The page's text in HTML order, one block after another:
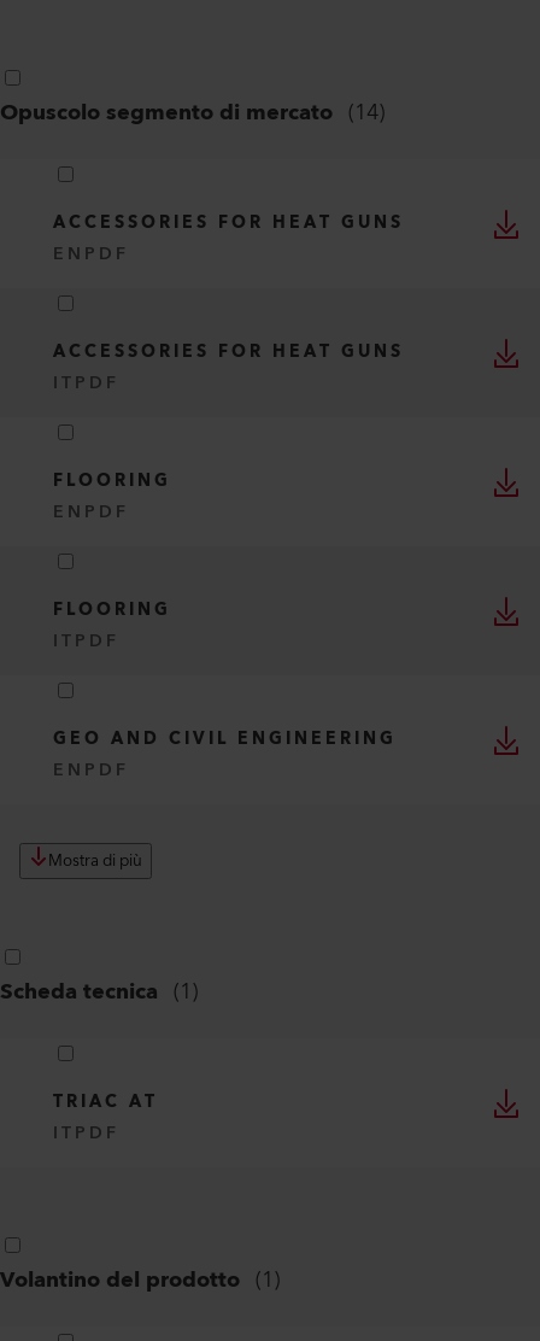
Opuscolo segmento di mercato (14)
ACCESSORIES FOR HEAT GUNS
EN PDF
ACCESSORIES FOR HEAT GUNS
ITPDF
FLOORING
EN PDF
FLOORING
ITPDF
GEO AND CIVIL ENGINEERING
EN PDF
Mostra di più
Scheda tecnica (1)
TRIAC AT
ITPDF
Volantino del prodotto (1)